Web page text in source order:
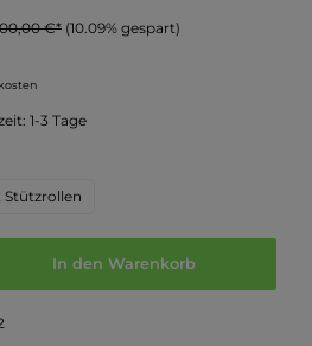
€* (10.09% gespart)
1-3 Tage
Stützrollen
In den Warenkorb